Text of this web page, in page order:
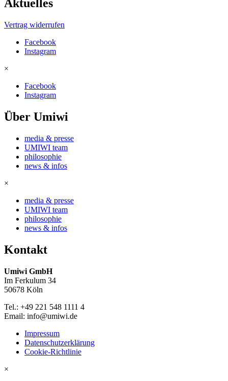
Aktuelles
Vertrag widerrufen
Facebook
Instagram
×
Facebook
Instagram
Über Umiwi
media & presse
UMIWI team
philosophie
news & infos
×
media & presse
UMIWI team
philosophie
news & infos
Kontakt
Umiwi GmbH
Im Ferkulum 34
50678 Köln
Tel.: +49 221 548 1111 4
Email: info@umiwi.de
Impressum
Datenschutzerklärung
Cookie-Richtlinie
×